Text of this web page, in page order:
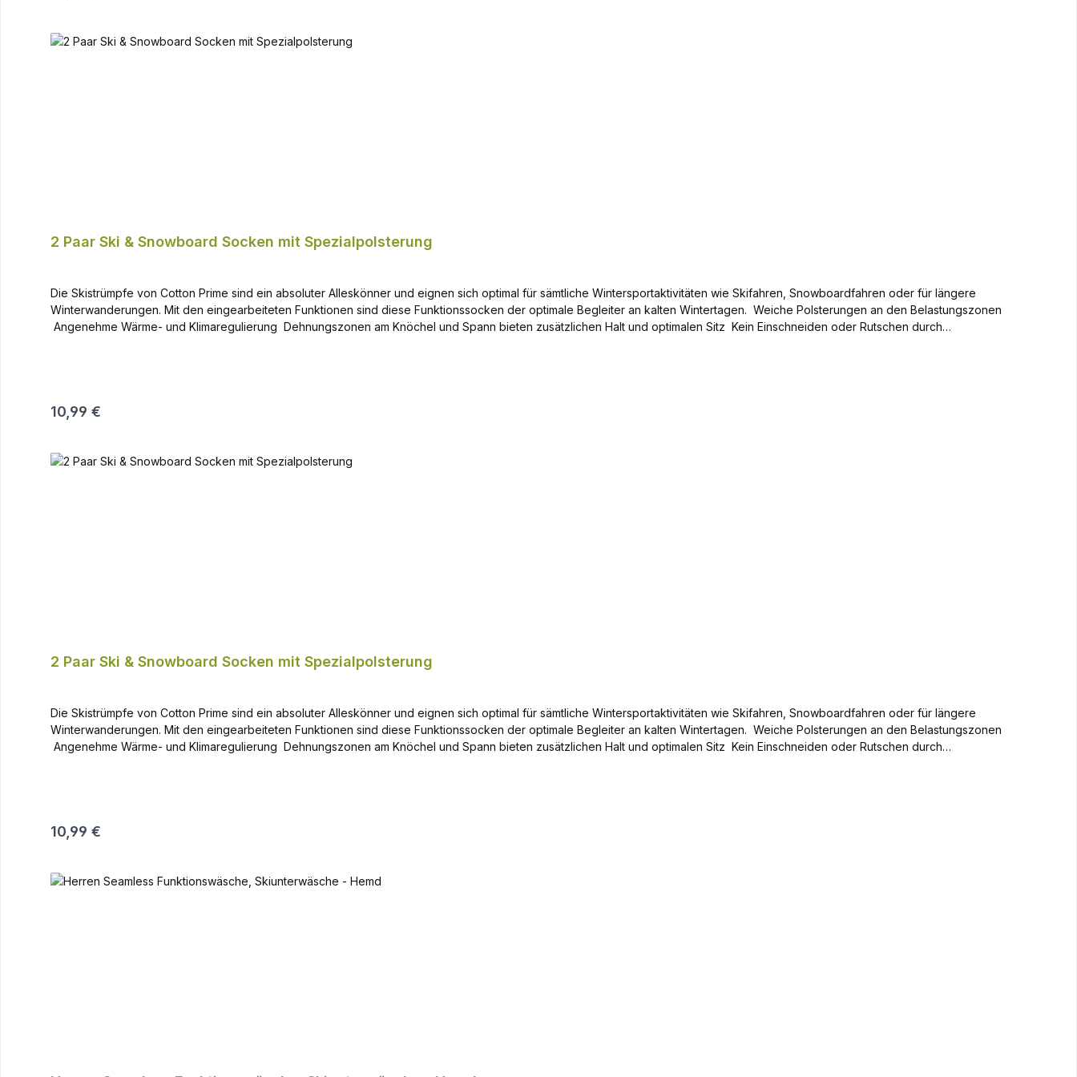
Bedingungen im Training und Wettkampf prüft. Fazit Die STARK SOUL® Skistrümpfe sind mehr als nur Wintersocken – sie sind die perfekte Kombination aus Schutz, Komfort und
2 Paar Ski & Snowboard Socken mit Spezialpolsterung
Die Skistrümpfe von Cotton Prime sind ein absoluter Alleskönner und eignen sich optimal für sämtliche Wintersportaktivitäten wie Skifahren, Snowboardfahren oder für längere
Winterwanderungen. Mit den eingearbeiteten Funktionen sind diese Funktionssocken der optimale Begleiter an kalten Wintertagen. Weiche Polsterungen an den Belastungszonen
Angenehme Wärme- und Klimaregulierung Dehnungszonen am Knöchel und Spann bieten zusätzlichen Halt und optimalen Sitz Kein Einschneiden oder Rutschen durch
Regulärer Preis:
10,99 €
2 Paar Ski & Snowboard Socken mit Spezialpolsterung
Die Skistrümpfe von Cotton Prime sind ein absoluter Alleskönner und eignen sich optimal für sämtliche Wintersportaktivitäten wie Skifahren, Snowboardfahren oder für längere
Winterwanderungen. Mit den eingearbeiteten Funktionen sind diese Funktionssocken der optimale Begleiter an kalten Wintertagen. Weiche Polsterungen an den Belastungszonen
Angenehme Wärme- und Klimaregulierung Dehnungszonen am Knöchel und Spann bieten zusätzlichen Halt und optimalen Sitz Kein Einschneiden oder Rutschen durch
Regulärer Preis:
10,99 €